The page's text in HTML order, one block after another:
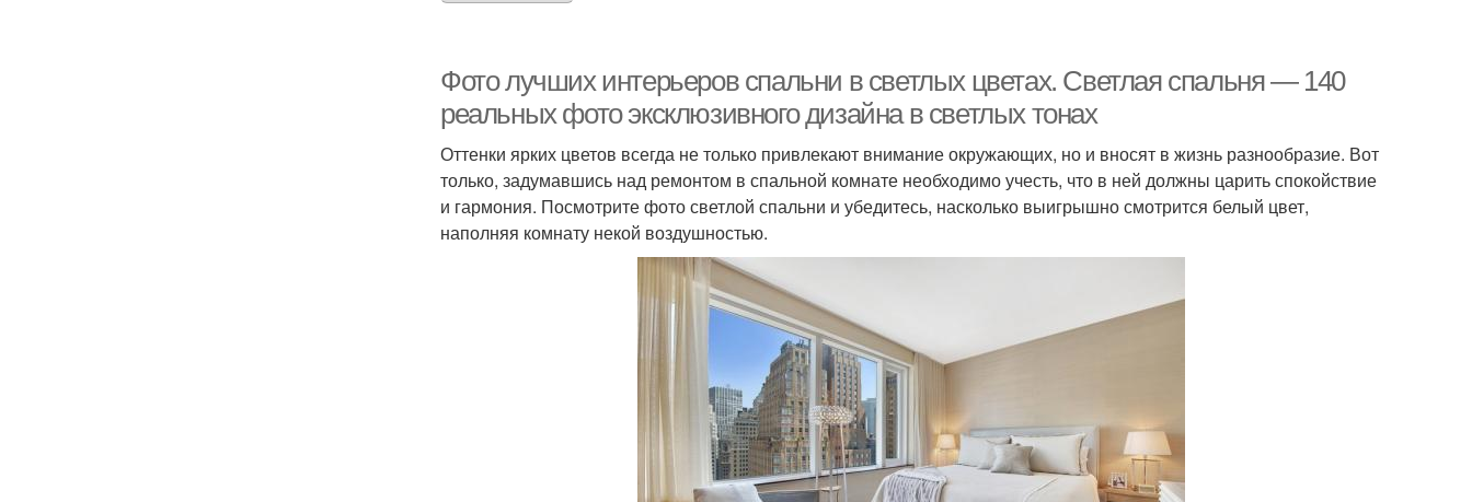
Фото лучших интерьеров спальни в светлых цветах. Светлая спальня — 140
реальных фото эксклюзивного дизайна в светлых тонах
Оттенки ярких цветов всегда не только привлекают внимание окружающих, но и вносят в жизнь разнообразие. Вот
только, задумавшись над ремонтом в спальной комнате необходимо учесть, что в ней должны царить спокойствие
и гармония. Посмотрите фото светлой спальни и убедитесь, насколько выигрышно смотрится белый цвет,
наполняя комнату некой воздушностью.